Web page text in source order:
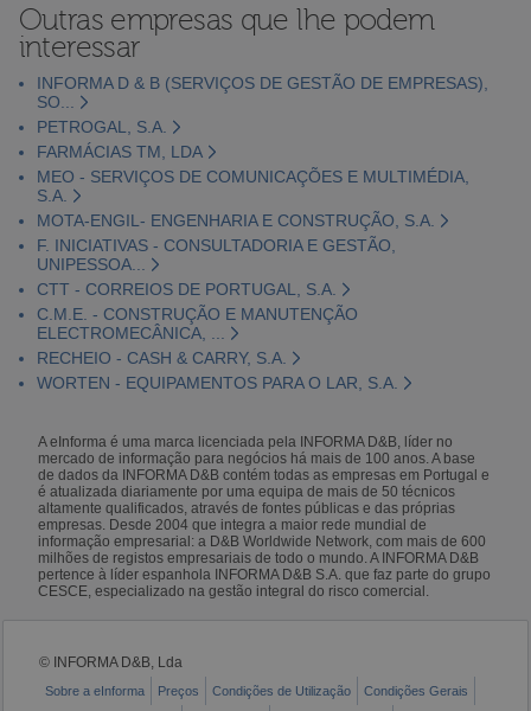
Outras empresas que lhe podem
interessar
INFORMA D & B (SERVIÇOS DE GESTÃO DE EMPRESAS),
SO...
PETROGAL, S.A.
FARMÁCIAS TM, LDA
MEO - SERVIÇOS DE COMUNICAÇÕES E MULTIMÉDIA,
S.A.
MOTA-ENGIL- ENGENHARIA E CONSTRUÇÃO, S.A.
F. INICIATIVAS - CONSULTADORIA E GESTÃO,
UNIPESSOA...
CTT - CORREIOS DE PORTUGAL, S.A.
C.M.E. - CONSTRUÇÃO E MANUTENÇÃO
ELECTROMECÂNICA, ...
RECHEIO - CASH & CARRY, S.A.
WORTEN - EQUIPAMENTOS PARA O LAR, S.A.
A eInforma é uma marca licenciada pela INFORMA D&B, líder no
mercado de informação para negócios há mais de 100 anos. A base
de dados da INFORMA D&B contém todas as empresas em Portugal e
é atualizada diariamente por uma equipa de mais de 50 técnicos
altamente qualificados, através de fontes públicas e das próprias
empresas. Desde 2004 que integra a maior rede mundial de
informação empresarial: a D&B Worldwide Network, com mais de 600
milhões de registos empresariais de todo o mundo. A INFORMA D&B
pertence à líder espanhola INFORMA D&B S.A. que faz parte do grupo
CESCE, especializado na gestão integral do risco comercial.
© INFORMA D&B, Lda
Sobre a eInforma Preços Condições de Utilização Condições Gerais